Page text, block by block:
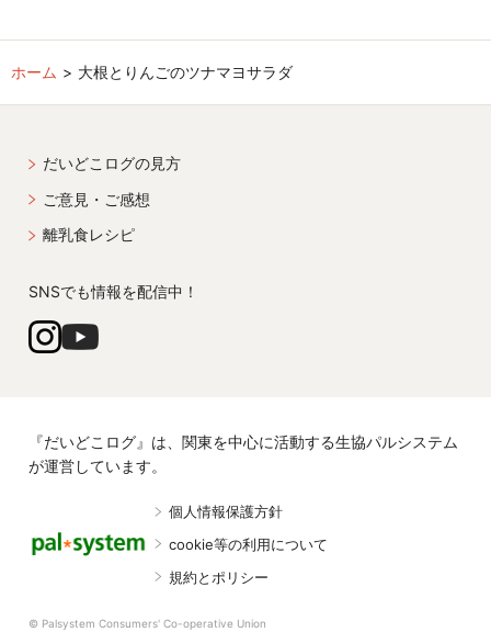
ホーム 大根とりんごのツナマヨサラダ
だいどこログの見方
ご意見・ご感想
離乳食レシピ
SNSでも情報を配信中！
『だいどこログ』は、関東を中心に活動する生協パルシステム
が運営しています。
個人情報保護方針
cookie等の利用について
規約とポリシー
© Palsystem Consumers' Co-operative Union